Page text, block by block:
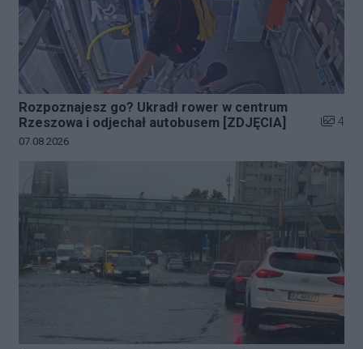
Rozpoznajesz go? Ukradł rower w centrum
Rzeszowa i odjechał autobusem [ZDJĘCIA]
Liczba
4
Data dodania galerii:
07.08.2026